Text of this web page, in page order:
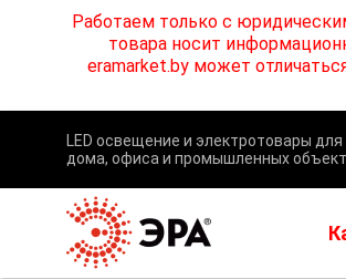
Работаем только с
товара носит
eramarket.by может
LED освещение и электротовары для
дома, офиса и промышленных